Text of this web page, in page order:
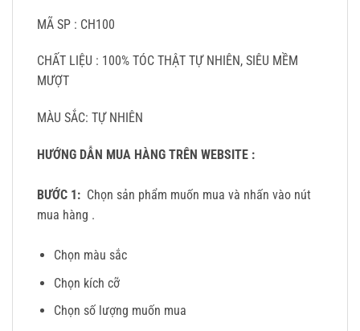
MÃ SP : CH100
CHẤT LIỆU : 100% TÓC THẬT TỰ NHIÊN, SIÊU MỀM
MƯỢT
MÀU SẮC: TỰ NHIÊN
HƯỚNG DẪN MUA HÀNG TRÊN WEBSITE :
BƯỚC 1: Chọn sản phẩm muốn mua và nhấn vào nút
mua hàng .
Chọn màu sắc
Chọn kích cỡ
Chọn số lượng muốn mua